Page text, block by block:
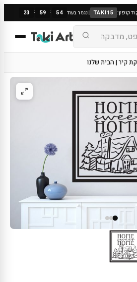
קופון: TAKI15
|נגמר בעוד 23 : 59 : 53
קיר | הבית שלנו